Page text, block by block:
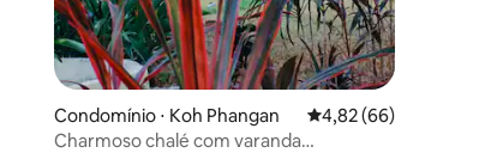
Condomínio ⋅ Koh Phangan 4,82 de uma
4,82 (66)
Charmoso chalé com varanda